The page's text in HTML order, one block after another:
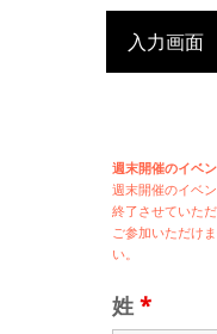
入力画面
週末開催のイベ
週末開催のイベ
終了させていた
ご参加いただけ
い。
姓 *